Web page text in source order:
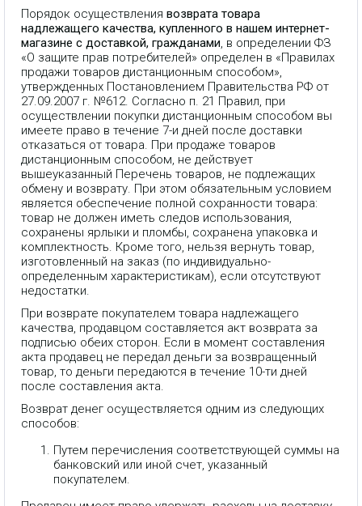
Порядок осуществления возврата товара
надлежащего качества, купленного в нашем интернет-
магазине с доставкой, гражданами, в определении ФЗ
«О защите прав потребителей» определен в «Правилах
продажи товаров дистанционным способом»,
утвержденных Постановлением Правительства РФ от
27.09.2007 г. №612. Согласно п. 21 Правил, при
осуществлении покупки дистанционным способом вы
имеете право в течение 7-и дней после доставки
отказаться от товара. При продаже товаров
дистанционным способом, не действует
вышеуказанный Перечень товаров, не подлежащих
обмену и возврату. При этом обязательным условием
является обеспечение полной сохранности товара:
товар не должен иметь следов использования,
сохранены ярлыки и пломбы, сохранена упаковка и
комплектность. Кроме того, нельзя вернуть товар,
изготовленный на заказ (по индивидуально-
определенным характеристикам), если отсутствуют
недостатки.
При возврате покупателем товара надлежащего
качества, продавцом составляется акт возврата за
подписью обеих сторон. Если в момент составления
акта продавец не передал деньги за возвращенный
товар, то деньги передаются в течение 10-ти дней
после составления акта.
Возврат денег осуществляется одним из следующих
способов:
Путем перечисления соответствующей суммы на
банковский или иной счет, указанный
покупателем.